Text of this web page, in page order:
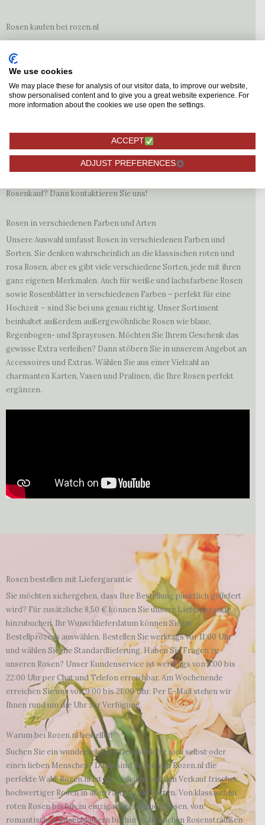
Rosen kaufen bei rozen.nl
Rosen einfach online kaufen bei Rozen.nl. Rozen.nl ist Ihr Spezialist
für Rosen. Unser umfangreiches Rosensortiment ist stets frisch,
da wir unsere Rosen direkt vom Züchter beziehen. Die Rosen
werden daher erst nach Ihrer Bestellung geschnitten, sorgfältig
verpackt und umgehend versendet. So garantieren wir höchste
Qualität und lange Haltbarkeit in der Vase. Zudem liefern wir
Ihre Rosen oft noch am selben Tag. Das ist der Komfort von
Rozen.nl. Ob für Sie selbst oder als Überraschung – wir liefern
unsere Rosen in die Niederlande, nach Belgien und Deutschland.
Rosenkauf? Dann kontaktieren Sie uns!
Rosen in verschiedenen Farben und Arten
Unsere Auswahl umfasst Rosen in verschiedenen Farben und
Sorten. Sie denken wahrscheinlich an die klassischen roten und
rosa Rosen, aber es gibt viele verschiedene Sorten, jede mit ihren
ganz eigenen Merkmalen. Auch für weiße und lachsfarbene Rosen
sowie Rosenblätter in verschiedenen Farben – perfekt für eine
Hochzeit – sind Sie bei uns genau richtig. Unser Sortiment
beinhaltet außerdem außergewöhnliche Rosen wie blaue,
Regenbogen- und Sprayrosen. Möchten Sie Ihrem Geschenk das
gewisse Extra verleihen? Dann stöbern Sie in unserem Angebot an
Accessoires und Extras. Wählen Sie aus einer Vielzahl an
charmanten Karten, Vasen und Pralinen, die Ihre Rosen perfekt
ergänzen.
Rosen bestellen mit Liefergarantie
Sie möchten sichergehen, dass Ihre Bestellung pünktlich geliefert
wird? Für zusätzliche 8,50 € können Sie unsere Liefergarantie
hinzubuchen. Ihr Wunschlieferdatum können Sie im
Bestellprozess auswählen. Bestellen Sie werktags vor 11:00 Uhr
und wählen Sie die Standardlieferung. Haben Sie Fragen zu
unseren Rosen? Unser Kundenservice ist werktags von 5:00 bis
22:00 Uhr per Chat und Telefon erreichbar. Am Wochenende
erreichen Sie uns von 9:00 bis 21:00 Uhr. Per E-Mail stehen wir
Ihnen rund um die Uhr zur Verfügung.
Warum bei Rozen.nl bestellen?
Suchen Sie ein wunderschönes Geschenk für sich selbst oder
einen lieben Menschen? Dann sind Rosen von Rozen.nl die
perfekte Wahl! Rozen.nl ist spezialisiert auf den Verkauf frischer,
hochwertiger Rosen in allen Farben und Sorten. Von klassischen
roten Rosen bis hin zu einzigartigen blauen Rosen, von
romantischen Rosenblättern bis hin zu fröhlichen Rosensträußen
We use cookies
We may place these for analysis of our visitor data, to improve our website,
show personalised content and to give you a great website experience. For
more information about the cookies we use open the settings.
ACCEPT
ADJUST PREFERENCES